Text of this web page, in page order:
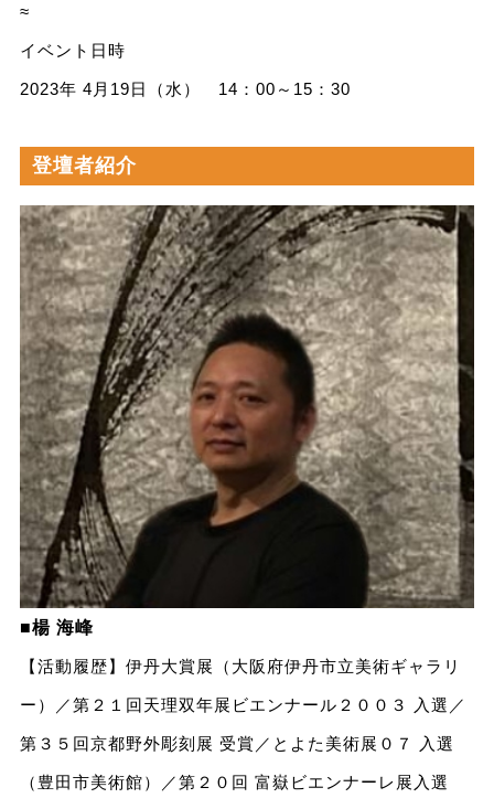
≈
イベント日時
2023年 4月19日（水） 14：00～15：30
登壇者紹介
■楊 海峰
【活動履歴】伊丹大賞展（大阪府伊丹市立美術ギャラリ
ー）／第２１回天理双年展ビエンナール２００３ 入選／
第３５回京都野外彫刻展 受賞／とよた美術展０７ 入選
（豊田市美術館）／第２０回 富嶽ビエンナーレ展入選